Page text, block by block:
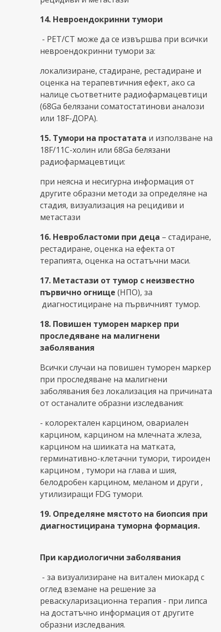
14. Невроендокринни тумори
- PET/CT може да се извършва при всички
невроендокринни тумори за:
локализиране, стадиране, рестадиране и
оценка на терапевтичния ефект, ако са
налице съответните радиофармацевтици
(68Ga белязани соматостатинови аналози
или 18F-ДОРА).
15. Тумори на простатата и използване на
18F/11С-холин или 68Ga белязани
радиофармацевтици:
при неясна и несигурна информация от
другите образни методи за определяне на
стадия, визуализация на рецидиви и
метастази
16. Невробластоми при деца – стадиране,
рестадиране, оценка на ефекта от
терапията, оценка на остатъчни маси.
17. Метастази от тумор с неизвестно
първично огнище (НПО), за
диагностициране на първичният тумор.
18. Повишен туморен маркер при
проследяване на малигнени
заболявания
Всички случаи на повишен туморен маркер
при проследяване на малигнени
заболявания без локализация на причината
от останалите образни изследвания:
- колоректален карцином, овариален
карцином, карцином на млечната жлеза,
карцином на шииката на матката,
герминативно-клетачни тумори, тироиден
карцином , тумори на глава и шия,
белодробен карцином, меланом и други ,
утилизиращи FDG тумори.
19. Определяне мястото на биопсия при
диагностицирана туморна формация.
При кардиологични заболявания
- за визуализиране на витален миокард с
оглед вземане на решение за
реваскуларизационна терапия - при липса
на достатъчно информация от другите
образни изследвания.